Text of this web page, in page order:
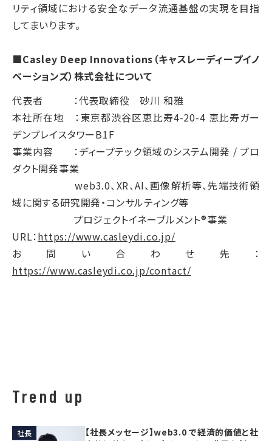
リティ領域における安全なデータ流通基盤の実現を目指
してまいります。
■Casley Deep Innovations（キャスレーディープイノ
ベーションズ）株式会社について
代表者 ：代表取締役 砂川 和雅
本社所在地 ：東京都渋谷区恵比寿4-20-4 恵比寿ガー
デンプレイスタワーB1F
事業内容 ：ディープテック領域のシステム開発 / プロ
ダクト開発事業
web3.0、XR、AI、画像解析等、先端技術領
域に関する研究開発・コンサルティング等
プロジェクトイネーブルメント®事業
URL：https://www.casleydi.co.jp/
お問い合わせ先：
https://www.casleydi.co.jp/contact/
Trend up
社長
【社長メッセージ】web3.0 で経済的価値と社